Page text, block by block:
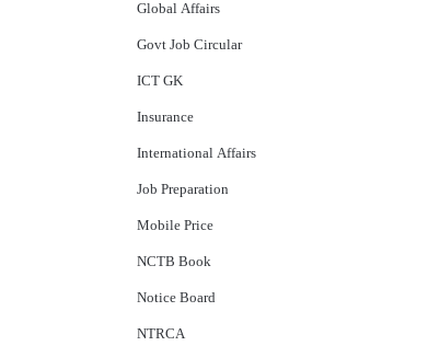
Global Affairs
Govt Job Circular
ICT GK
Insurance
International Affairs
Job Preparation
Mobile Price
NCTB Book
Notice Board
NTRCA